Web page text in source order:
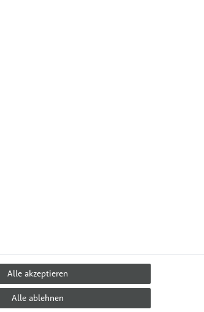
Über Uns
Alle akzeptieren
Alle ablehnen